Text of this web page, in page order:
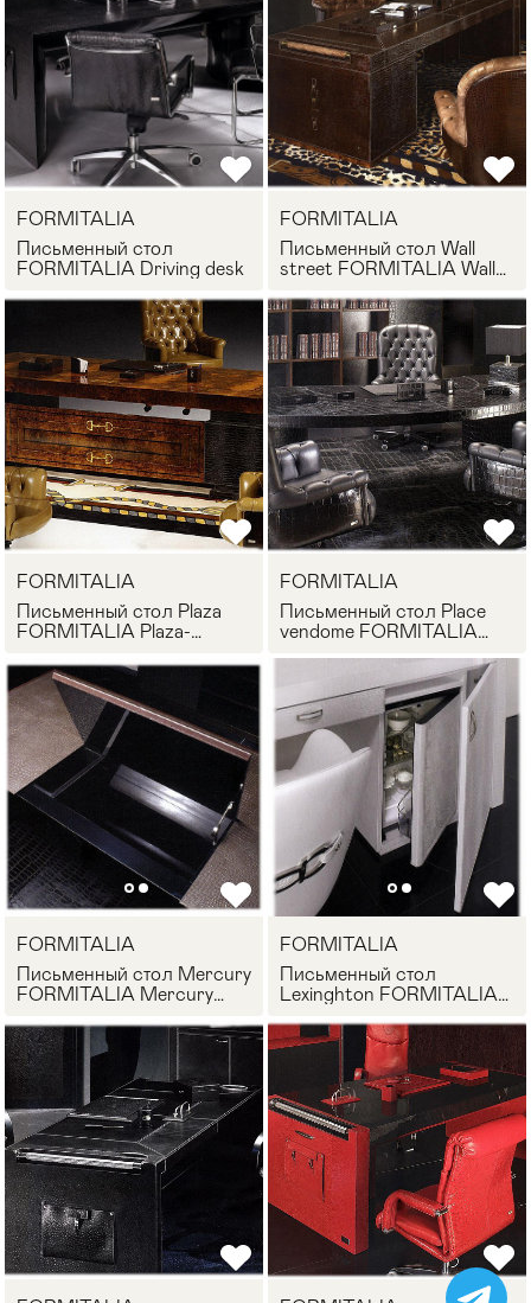
FORMITALIA
Письменный стол
FORMITALIA Driving desk
FORMITALIA
Письменный стол Wall
street FORMITALIA Wall
FORMITALIA
Письменный стол Plaza
FORMITALIA Plaza-
FORMITALIA
Письменный стол Place
vendome FORMITALIA
FORMITALIA
Письменный стол Mercury
FORMITALIA Mercury
FORMITALIA
Письменный стол
Lexinghton FORMITALIA